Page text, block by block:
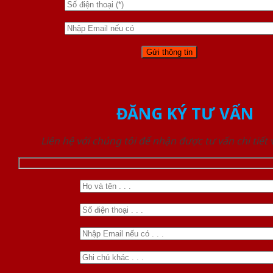
ĐĂNG KÝ TƯ VẤN
Liên hệ với chúng tôi để nhận được tư vấn chi tiết